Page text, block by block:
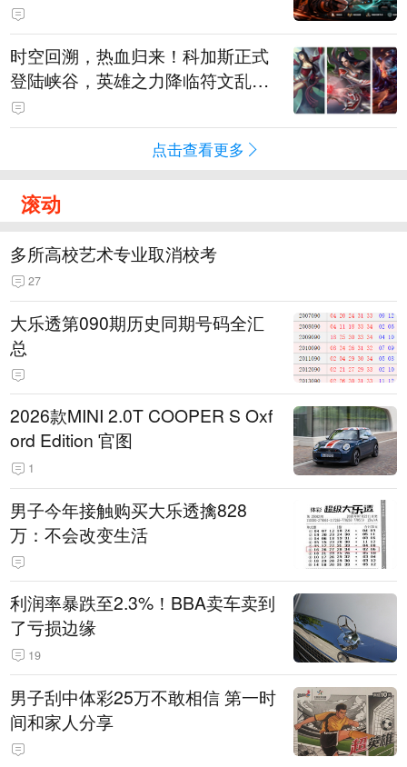
时空回溯，热血归来！科加斯正式
登陆峡谷，英雄之力降临符文乱
斗！
点击查看更多
滚动
多所高校艺术专业取消校考
27
大乐透第090期历史同期号码全汇
总
2026款MINI 2.0T COOPER S Oxf
ord Edition 官图
1
男子今年接触购买大乐透擒828
万：不会改变生活
利润率暴跌至2.3%！BBA卖车卖到
了亏损边缘
19
男子刮中体彩25万不敢相信 第一时
间和家人分享